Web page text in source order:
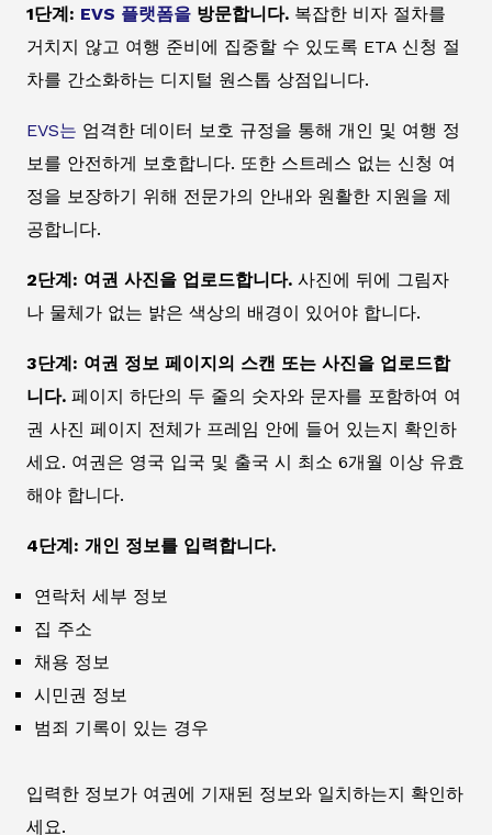
1단계: EVS 플랫폼을 방문합니다. 복잡한 비자 절차를
거치지 않고 여행 준비에 집중할 수 있도록 ETA 신청 절
차를 간소화하는 디지털 원스톱 상점입니다.
EVS는 엄격한 데이터 보호 규정을 통해 개인 및 여행 정
보를 안전하게 보호합니다. 또한 스트레스 없는 신청 여
정을 보장하기 위해 전문가의 안내와 원활한 지원을 제
공합니다.
2단계: 여권 사진을 업로드합니다. 사진에 뒤에 그림자
나 물체가 없는 밝은 색상의 배경이 있어야 합니다.
3단계: 여권 정보 페이지의 스캔 또는 사진을 업로드합
니다. 페이지 하단의 두 줄의 숫자와 문자를 포함하여 여
권 사진 페이지 전체가 프레임 안에 들어 있는지 확인하
세요. 여권은 영국 입국 및 출국 시 최소 6개월 이상 유효
해야 합니다.
4단계: 개인 정보를 입력합니다.
연락처 세부 정보
집 주소
채용 정보
시민권 정보
범죄 기록이 있는 경우
입력한 정보가 여권에 기재된 정보와 일치하는지 확인하
세요.